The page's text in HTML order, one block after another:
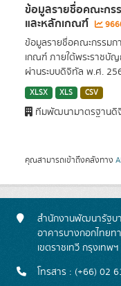
ข้อมูลรายชื่อคณะกร
และหลักเกณฑ์
ข้อมูลรายชื่อคณะกรรมก
เกณฑ์ ภายใต้พระราชบั
ผ่านระบบดิจิทัล พ.ศ.
XLSX XLS CSV
ทีมพัฒนามาตรฐานดิจิ
คุณสามารถเข้าถึงคลังทาง
สำนักงานพัฒนารัฐบ
อาคารบางกอกไทยท
เขตราชเทวี กรุงเทพ
โทรสาร : (+66) 02